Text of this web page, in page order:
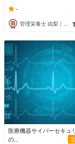
-
管理栄養士 由梨｜献立作成・記事・動画
医療機器サイバーセキュ
の...